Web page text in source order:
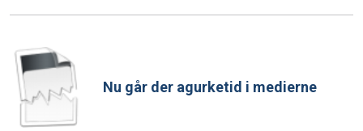
Nu går der agurketid i medierne